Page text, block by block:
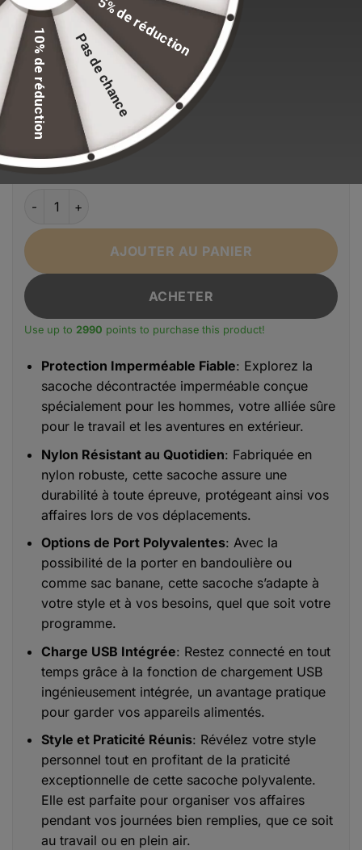
Stock volontairement limité pour maintenir nos
standards de qualité.
Couleur
Gris Noir
AJOUTER AU PANIER
ACHETER
Use up to 2990 points to purchase this product!
Alternative:
Protection Imperméable Fiable: Explorez la
sacoche décontractée imperméable conçue
spécialement pour les hommes, votre alliée sûre
pour le travail et les aventures en extérieur.
Nylon Résistant au Quotidien: Fabriquée en
nylon robuste, cette sacoche assure une
durabilité à toute épreuve, protégeant ainsi vos
affaires lors de vos déplacements.
Options de Port Polyvalentes: Avec la
possibilité de la porter en bandoulière ou
comme sac banane, cette sacoche s’adapte à
votre style et à vos besoins, quel que soit votre
programme.
Charge USB Intégrée: Restez connecté en tout
temps grâce à la fonction de chargement USB
ingénieusement intégrée, un avantage pratique
pour garder vos appareils alimentés.
Style et Praticité Réunis: Révélez votre style
personnel tout en profitant de la praticité
exceptionnelle de cette sacoche polyvalente.
Elle est parfaite pour organiser vos affaires
pendant vos journées bien remplies, que ce soit
au travail ou en plein air.
5% de réduction
Pas de chance
10% de réduction